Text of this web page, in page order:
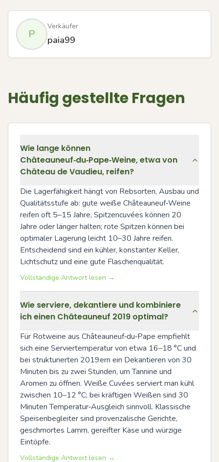
P
Verkäufer
paia99
Häufig gestellte Fragen
Wie lange können
Châteauneuf‑du‑Pape‑Weine, etwa von
Château de Vaudieu, reifen?
Die Lagerfähigkeit hängt von Rebsorten, Ausbau und
Qualitätsstufe ab: gute weiße Châteauneuf‑Weine
reifen oft 5–15 Jahre, Spitzencuvées können 20
Jahre oder länger halten; rote Spitzen können bei
optimaler Lagerung leicht 10–30 Jahre reifen.
Entscheidend sind ein kühler, konstanter Keller,
Lichtschutz und eine gute Flaschenqualität.
Vollständige Antwort lesen →
Wie serviere, dekantiere und kombiniere
ich einen Châteauneuf 2019 optimal?
Für Rotweine aus Châteauneuf‑du‑Pape empfiehlt
sich eine Serviertemperatur von etwa 16–18 °C und
bei strukturierten 2019ern ein Dekantieren von 30
Minuten bis zu zwei Stunden, um Tannine und
Aromen zu öffnen. Weiße Cuvées serviert man kühl
zwischen 10–12 °C; bei kräftigen Weißen sind 30
Minuten Temperatur‑Ausgleich sinnvoll. Klassische
Speisenbegleiter sind provenzalische Gerichte,
geschmortes Lamm, gereifter Käse und würzige
Eintöpfe.
Vollständige Antwort lesen →